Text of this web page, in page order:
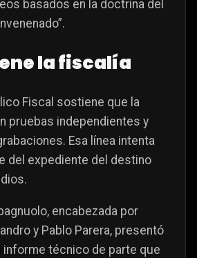
basados en la doctrina del
la fiscalía
Fiscal sostiene que la
pruebas independientes y
Esa línea intenta
del expediente del destino
encabezada por
y Pablo Parera, presentó
informe técnico de parte que